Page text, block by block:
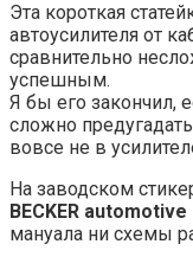
Эта короткая
автоусилителя от
сравнительно
успешным.
Я бы его закончил,
сложно
вовсе не в
На заводском
BECKER
мануала ни схемы